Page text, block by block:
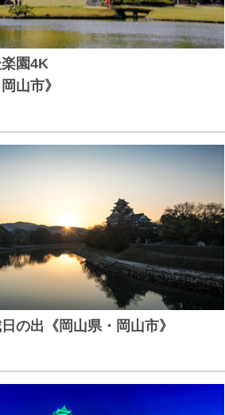
園4K
山市》
の出《岡山県・岡山市》